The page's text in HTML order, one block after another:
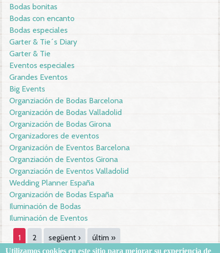
Bodas bonitas
Bodas con encanto
Bodas especiales
Garter & Tie´s Diary
Garter & Tie
Eventos especiales
Grandes Eventos
Big Events
Organziación de Bodas Barcelona
Organización de Bodas Valladolid
Organización de Bodas Girona
Organizadores de eventos
Organización de Eventos Barcelona
Organziación de Eventos Girona
Organziación de Eventos Valladolid
Wedding Planner España
Organización de Bodas España
Iluminación de Bodas
Iluminación de Eventos
Pàgines
1 2 següent › últim »
Utilizamos cookies en este sitio para mejorar su experiencia de